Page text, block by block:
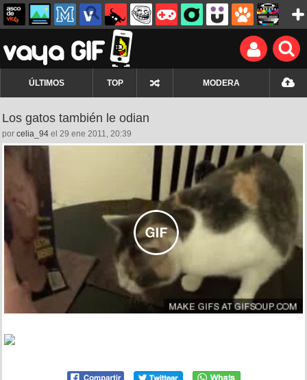
ÚLTIMOS TOP MODERA
Los gatos también le odian
por celia_94 el 29 ene 2011, 20:39